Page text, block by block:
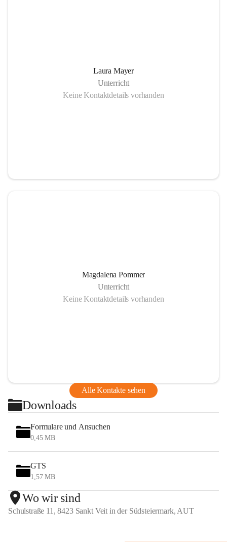
Laura Mayer
Unterricht
Keine Kontaktdetails vorhanden
Magdalena Pommer
Unterricht
Keine Kontaktdetails vorhanden
Alle Kontakte sehen
Downloads
Formulare und Ansuchen
0,45 MB
GTS
1,57 MB
Wo wir sind
Schulstraße 11, 8423 Sankt Veit in der Südsteiermark, AUT